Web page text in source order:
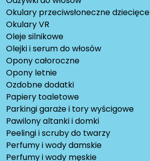
Okulary przeciwsłoneczne dziecięce
Okulary VR
Oleje silnikowe
Olejki i serum do włosów
Opony całoroczne
Opony letnie
Ozdobne dodatki
Papiery toaletowe
Parkingi garaże i tory wyścigowe
Pawilony altanki i domki
Peelingi i scruby do twarzy
Perfumy i wody damskie
Perfumy i wody męskie